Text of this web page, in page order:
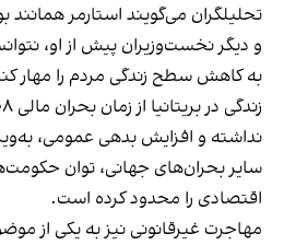
تحلیلگران می‌گویند استارمر
و دیگر نخست‌وزیران پیش از او،
به کاهش سطح زندگی مردم را مهار
نداشته و افزایش بدهی عمومی،
سایر بحران‌های جهانی، توان
اقتصادی را محدود کرده است.
مهاجرت غیرقانونی نیز به یکی از